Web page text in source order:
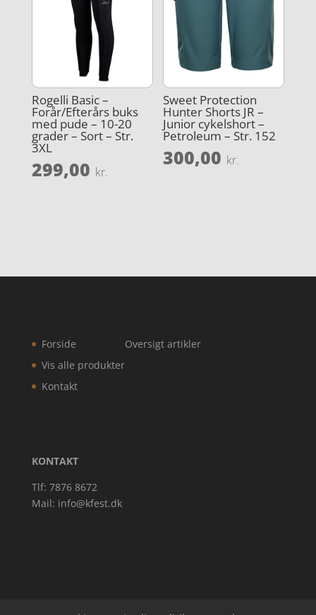
Rogelli Basic –
Forår/Efterårs buks
med pude – 10-20
grader – Sort – Str.
3XL
299,00 kr.
Sweet Protection
Hunter Shorts JR –
Junior cykelshort –
Petroleum – Str. 152
300,00 kr.
Forside
Vis alle produkter
Kontakt
Oversigt artikler
KONTAKT
Tlf: 7876 8672
Mail: info@kfest.dk